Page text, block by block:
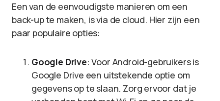
Een van de eenvoudigste manieren om een
back-up te maken, is via de cloud. Hier zijn een
paar populaire opties:
Google Drive: Voor Android-gebruikers is
Google Drive een uitstekende optie om
gegevens op te slaan. Zorg ervoor dat je